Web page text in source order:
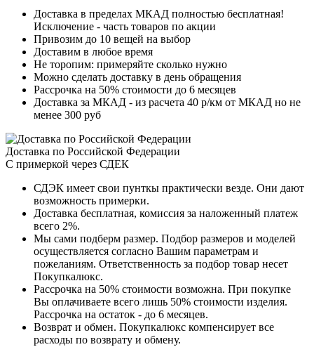
Доставка в пределах МКАД полностью бесплатная!
Исключение - часть товаров по акции
Привозим до 10 вещей на выбор
Доставим в любое время
Не торопим: примеряйте сколько нужно
Можно сделать доставку в день обращения
Рассрочка на 50% стоимости до 6 месяцев
Доставка за МКАД - из расчета 40 р/км от МКАД но не
менее 300 руб
Доставка по Российской Федерации
С примеркой через СДЕК
СДЭК имеет свои пунткы практически везде. Они дают
возможность примерки.
Доставка бесплатная, комиссия за наложенный платеж
всего 2%.
Мы сами подберм размер. Подбор размеров и моделей
осуществляется согласно Вашим параметрам и
пожеланиям. Ответственность за подбор товар несет
Покупкалюкс.
Рассрочка на 50% стоимости возможна. При покупке
Вы оплачиваете всего лишь 50% стоимости изделия.
Рассрочка на остаток - до 6 месяцев.
Возврат и обмен. Покупкалюкс компенсирует все
расходы по возврату и обмену.